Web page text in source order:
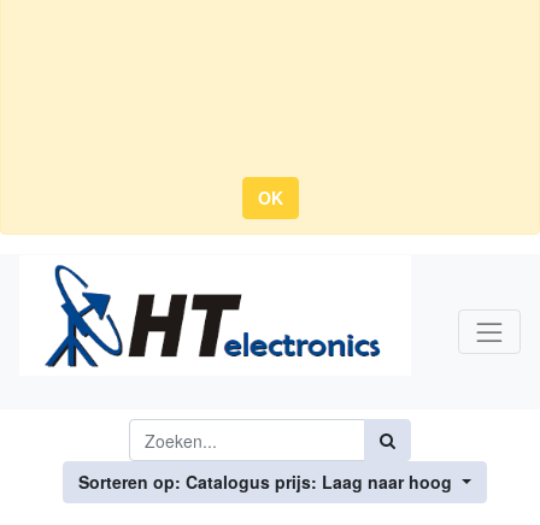
OK
Sorteren op: Catalogus prijs: Laag naar hoog